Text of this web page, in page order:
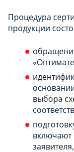
Процедура
продукции
выбора
включают